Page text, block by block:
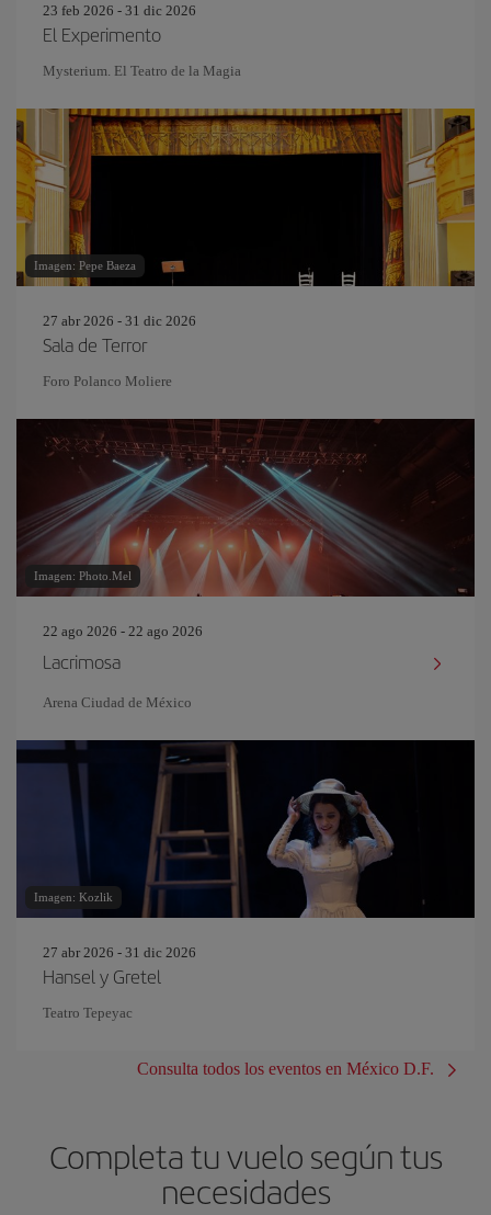
23 feb 2026 - 31 dic 2026
El Experimento
Mysterium. El Teatro de la Magia
Imagen: Pepe Baeza
27 abr 2026 - 31 dic 2026
Sala de Terror
Foro Polanco Moliere
Imagen: Photo.Mel
22 ago 2026 - 22 ago 2026
Lacrimosa
Arena Ciudad de México
Imagen: Kozlik
27 abr 2026 - 31 dic 2026
Hansel y Gretel
Teatro Tepeyac
Consulta todos los eventos en México D.F.
Completa tu vuelo según tus
necesidades